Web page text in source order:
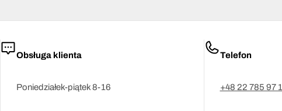
Obsługa klienta
Poniedziałek-piątek 8-16
Telefon
+48 22 785 97